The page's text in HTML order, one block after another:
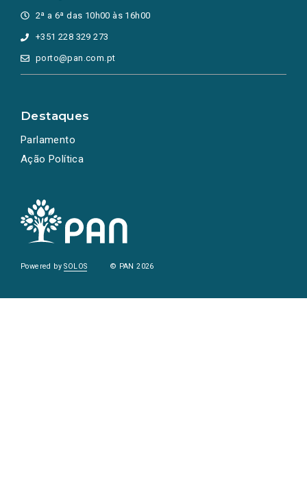
2ª a 6ª das 10h00 às 16h00
+351 228 329 273
porto@pan.com.pt
Destaques
Parlamento
Ação Política
Powered bySOLOS © PAN 2026